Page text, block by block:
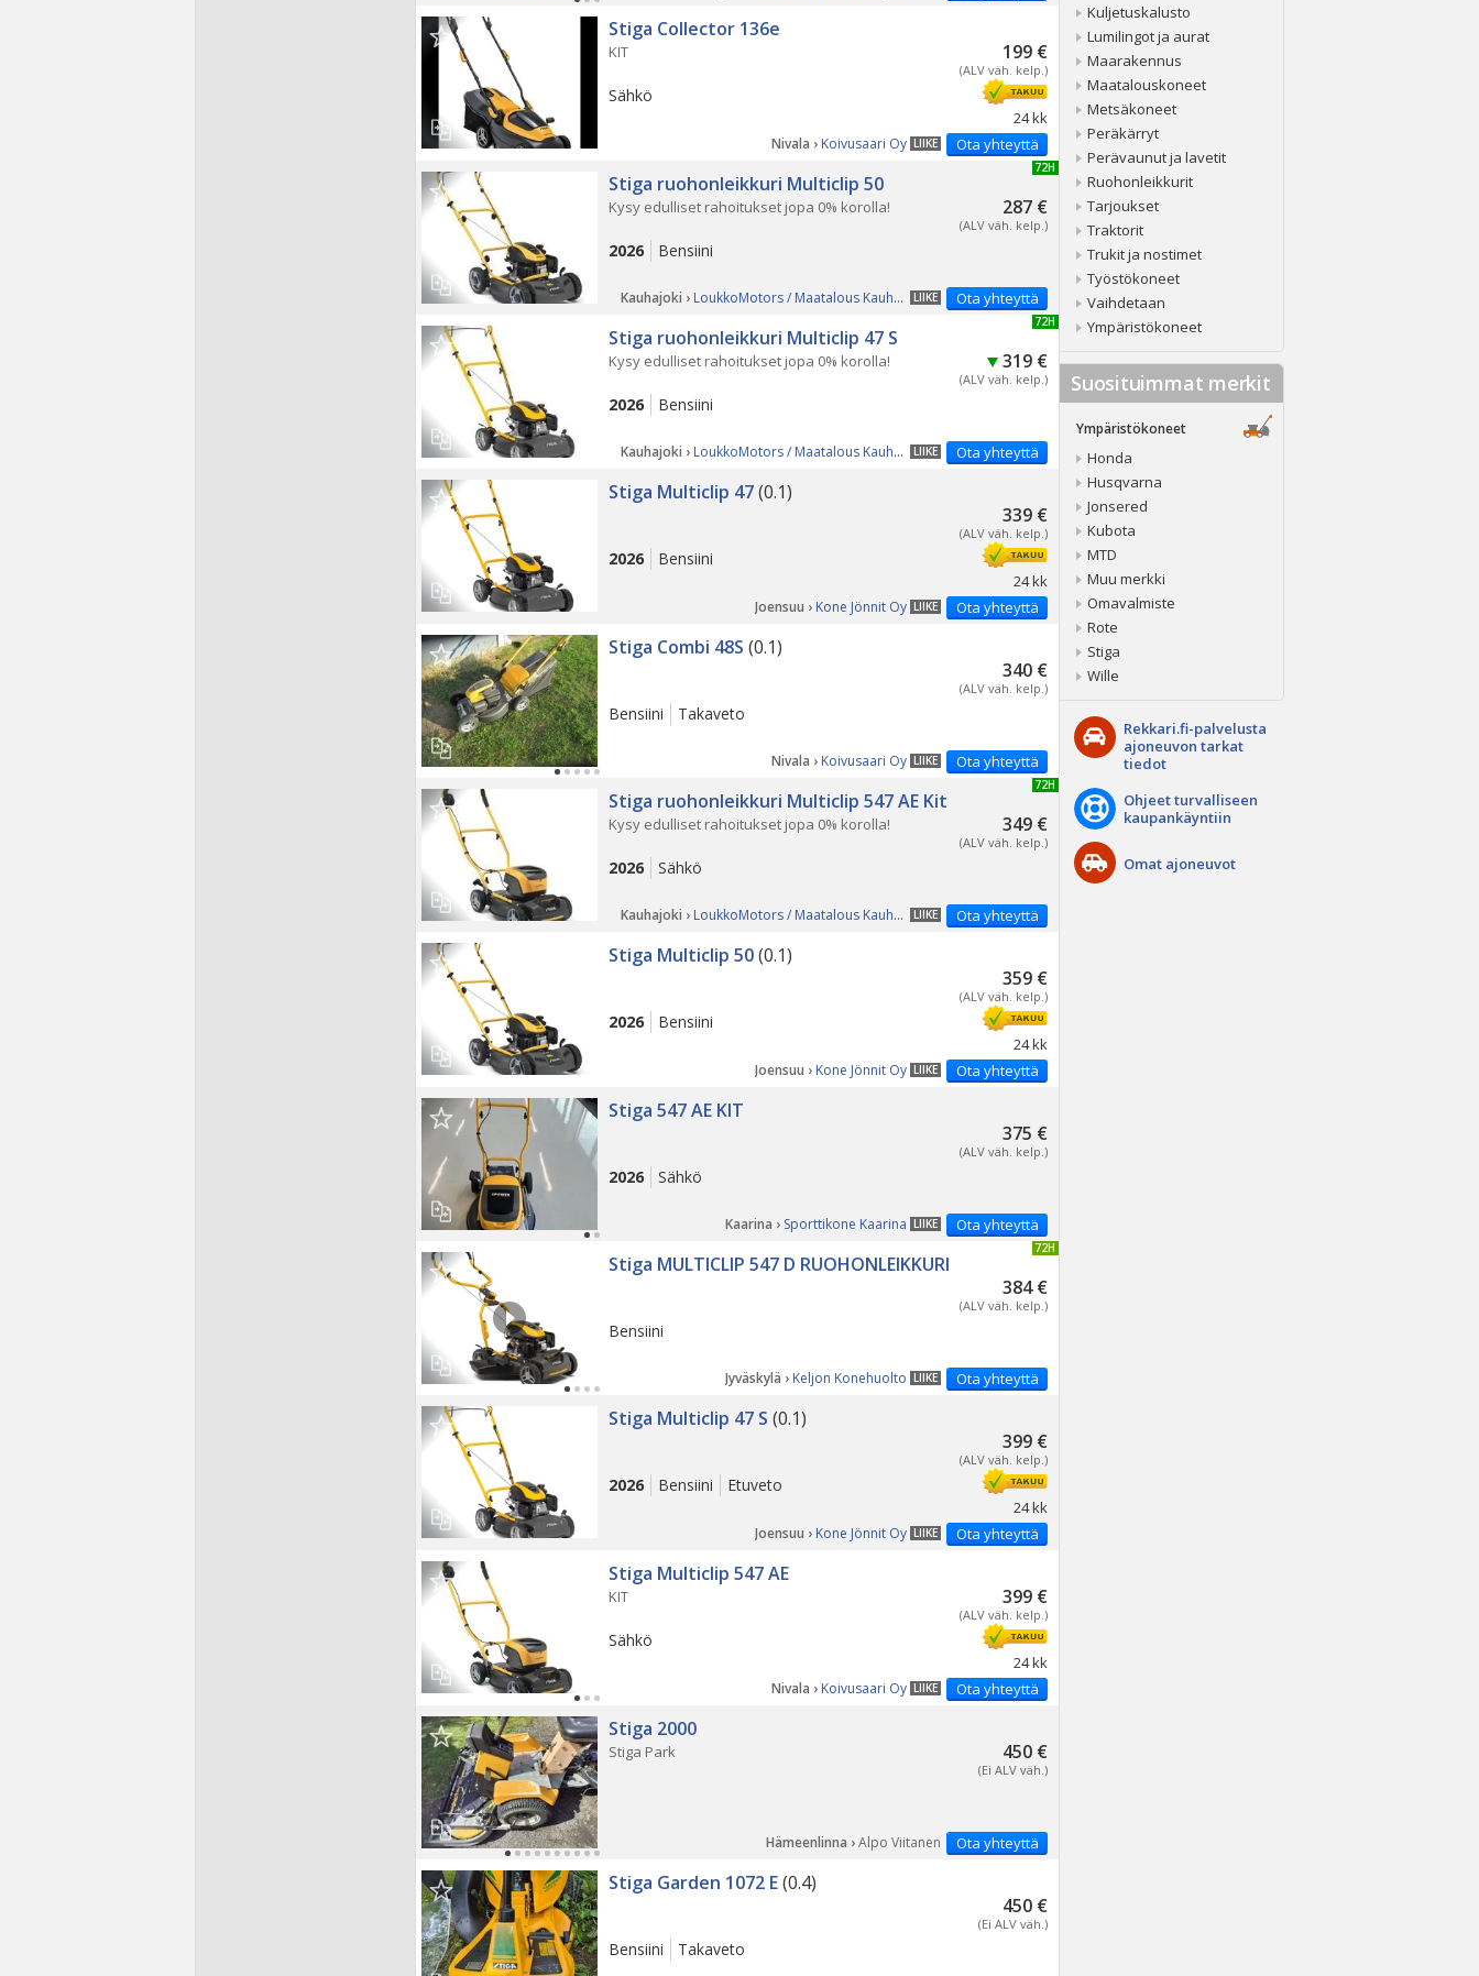
Stiga Collector 136e
199 €
(ALV väh. kelp.)
24 kk
KIT
Sähkö
Ota yhteyttä
LIIKE
Nivala › Koivusaari Oy
UUSI 72H
Stiga ruohonleikkuri Multiclip 50
287 €
(ALV väh. kelp.)
Kysy edulliset rahoitukset jopa 0% korolla!
2026 Bensiini
Ota yhteyttä
LIIKE
Kauhajoki › LoukkoMotors / Maatalous Kauhajoki
UUSI 72H
Stiga ruohonleikkuri Multiclip 47 S
319 €
(ALV väh. kelp.)
Kysy edulliset rahoitukset jopa 0% korolla!
2026 Bensiini
Ota yhteyttä
LIIKE
Kauhajoki › LoukkoMotors / Maatalous Kauhajoki
Stiga Multiclip 47(0.1)
339 €
(ALV väh. kelp.)
24 kk
2026 Bensiini
Ota yhteyttä
LIIKE
Joensuu › Kone Jönnit Oy
Stiga Combi 48S (0.1)
340 €
(ALV väh. kelp.)
Bensiini Takaveto
Ota yhteyttä
LIIKE
Nivala › Koivusaari Oy
UUSI 72H
Stiga ruohonleikkuri Multiclip 547 AE Kit
349 €
(ALV väh. kelp.)
Kysy edulliset rahoitukset jopa 0% korolla!
2026 Sähkö
Ota yhteyttä
LIIKE
Kauhajoki › LoukkoMotors / Maatalous Kauhajoki
Stiga Multiclip 50(0.1)
359 €
(ALV väh. kelp.)
24 kk
2026 Bensiini
Ota yhteyttä
LIIKE
Joensuu › Kone Jönnit Oy
Stiga 547 AE KIT
375 €
(ALV väh. kelp.)
2026 Sähkö
Ota yhteyttä
LIIKE
Kaarina › Sporttikone Kaarina
PÄIVITETTY 72H
Stiga MULTICLIP 547 D RUOHONLEIKKURI
384 €
(ALV väh. kelp.)
Bensiini
Ota yhteyttä
LIIKE
Jyväskylä › Keljon Konehuolto
Stiga Multiclip 47 S (0.1)
399 €
(ALV väh. kelp.)
24 kk
2026 Bensiini Etuveto
Ota yhteyttä
LIIKE
Joensuu › Kone Jönnit Oy
Stiga Multiclip 547 AE
399 €
(ALV väh. kelp.)
24 kk
KIT
Sähkö
Ota yhteyttä
LIIKE
Nivala › Koivusaari Oy
Stiga 2000
450 €
(Ei ALV väh.)
Stiga Park
Ota yhteyttä
Hämeenlinna ›Alpo Viitanen
Stiga Garden 1072 E(0.4)
450 €
(Ei ALV väh.)
Bensiini Takaveto
Kuljetuskalusto
Lumilingot ja aurat
Maarakennus
Maatalouskoneet
Metsäkoneet
Peräkärryt
Perävaunut ja lavetit
Ruohonleikkurit
Tarjoukset
Traktorit
Trukit ja nostimet
Työstökoneet
Vaihdetaan
Ympäristökoneet
Suosituimmat merkit
Ympäristökoneet
Honda
Husqvarna
Jonsered
Kubota
MTD
Muu merkki
Omavalmiste
Rote
Stiga
Wille
Rekkari.fi-palvelusta
ajoneuvon tarkat
tiedot
Ohjeet turvalliseen
kaupankäyntiin
Omat ajoneuvot